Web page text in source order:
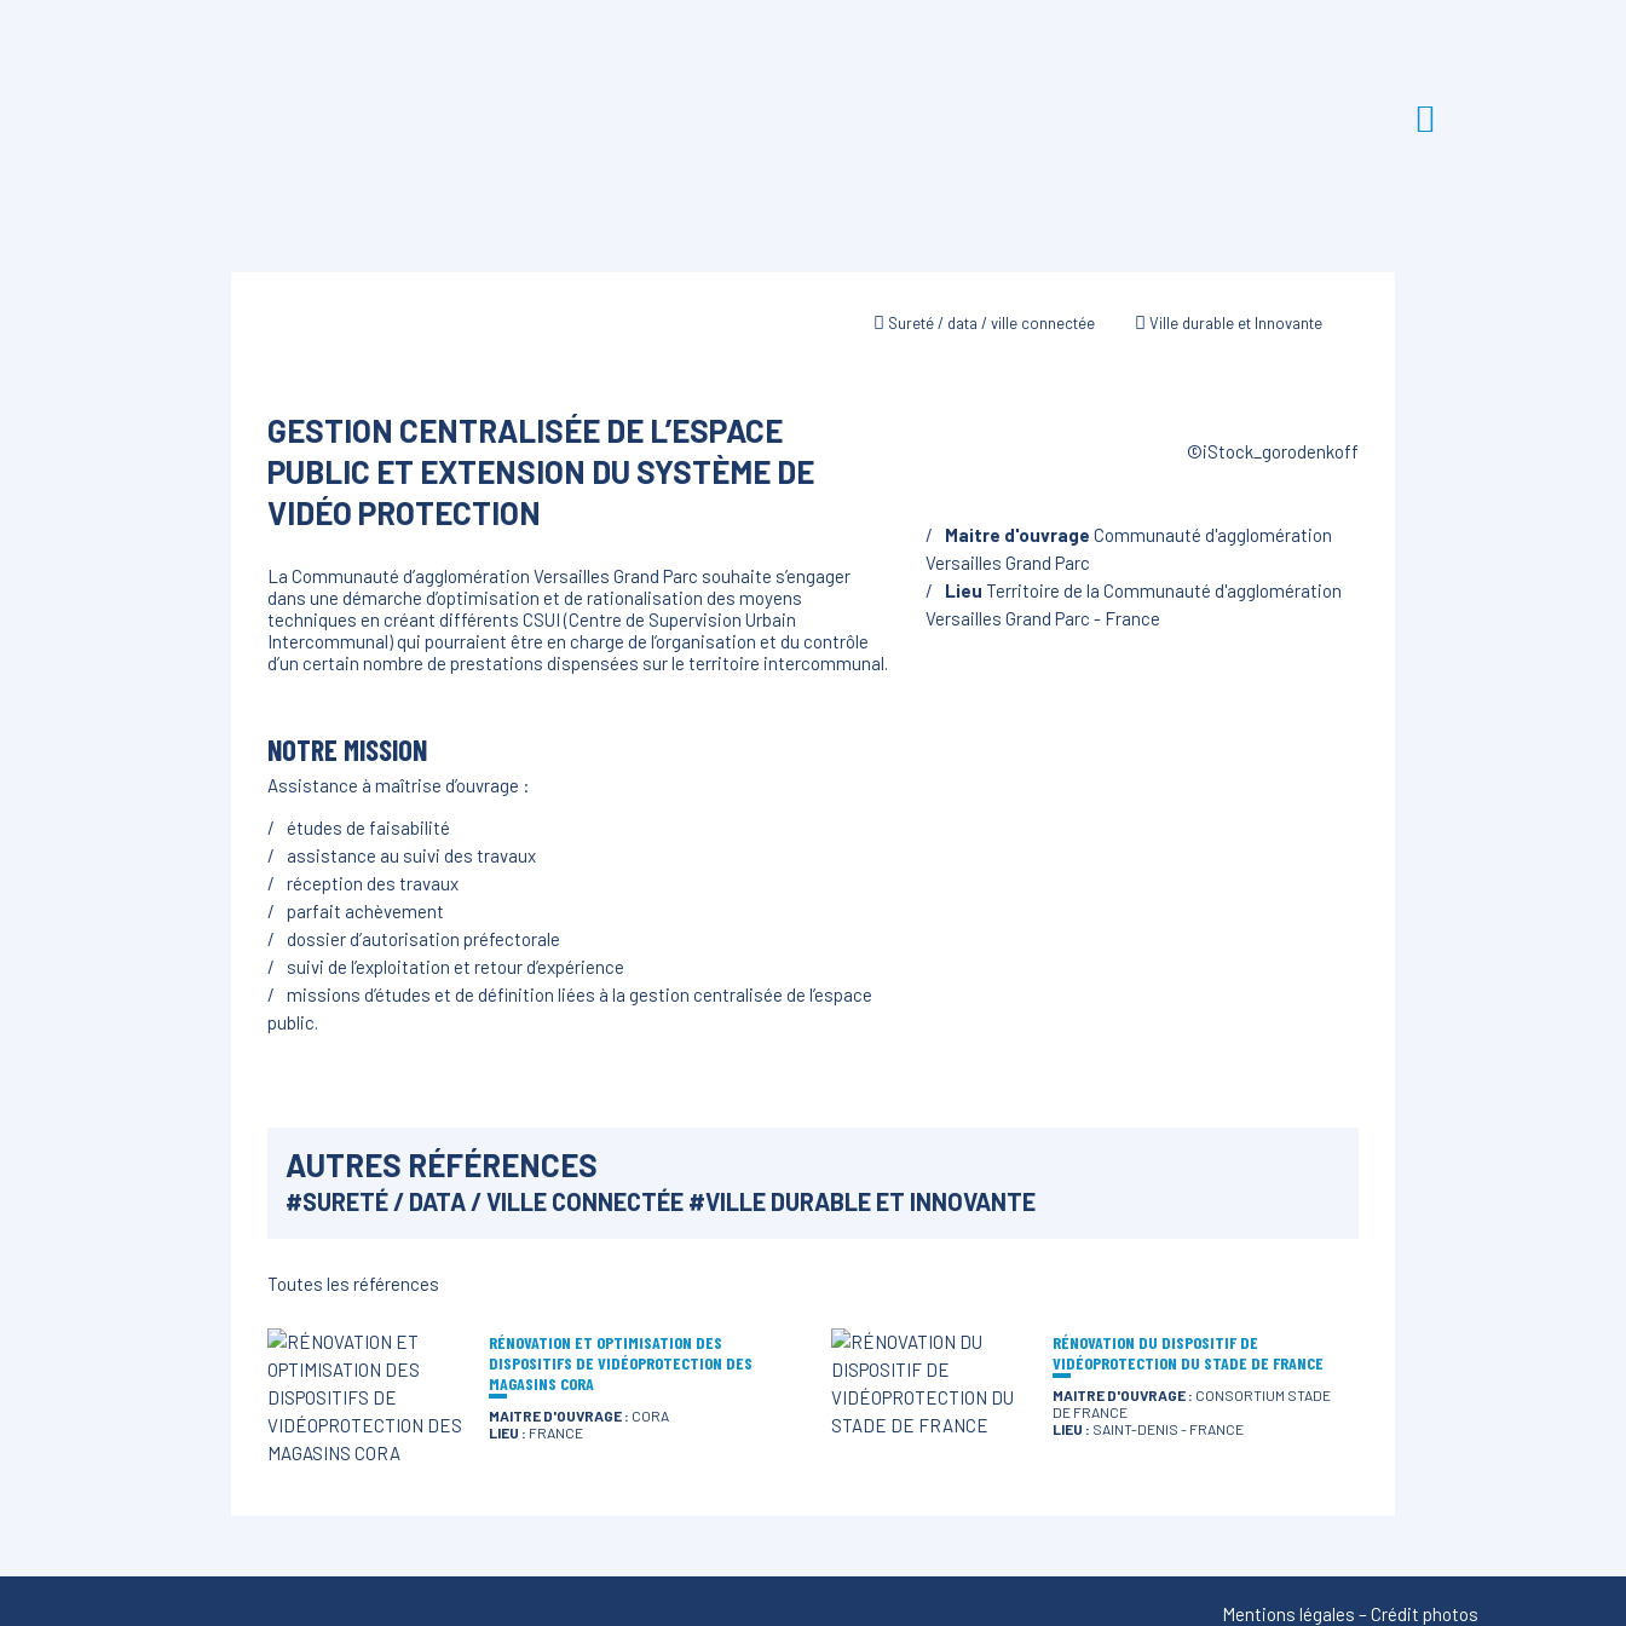
Sureté / data / ville connectée Ville durable et Innovante
GESTION CENTRALISÉE DE L’ESPACE
PUBLIC ET EXTENSION DU SYSTÈME DE
VIDÉO PROTECTION
La Communauté d’agglomération Versailles Grand Parc souhaite s’engager
dans une démarche d’optimisation et de rationalisation des moyens
techniques en créant différents CSUI (Centre de Supervision Urbain
Intercommunal) qui pourraient être en charge de l’organisation et du contrôle
d’un certain nombre de prestations dispensées sur le territoire intercommunal.
NOTRE MISSION
Assistance à maîtrise d’ouvrage :
études de faisabilité
assistance au suivi des travaux
réception des travaux
parfait achèvement
dossier d’autorisation préfectorale
suivi de l’exploitation et retour d’expérience
missions d’études et de définition liées à la gestion centralisée de l’espace
public.
©iStock_gorodenkoff
Maitre d'ouvrage Communauté d'agglomération
Versailles Grand Parc
Lieu Territoire de la Communauté d'agglomération
Versailles Grand Parc - France
AUTRES RÉFÉRENCES
#SURETÉ / DATA / VILLE CONNECTÉE #VILLE DURABLE ET INNOVANTE
Toutes les références
RÉNOVATION ET OPTIMISATION DES
DISPOSITIFS DE VIDÉOPROTECTION DES
MAGASINS CORA
MAITRE D'OUVRAGE : CORA
LIEU : FRANCE
RÉNOVATION DU DISPOSITIF DE
VIDÉOPROTECTION DU STADE DE FRANCE
MAITRE D'OUVRAGE : CONSORTIUM STADE
DE FRANCE
LIEU : SAINT-DENIS - FRANCE
Mentions légales –Crédit photos